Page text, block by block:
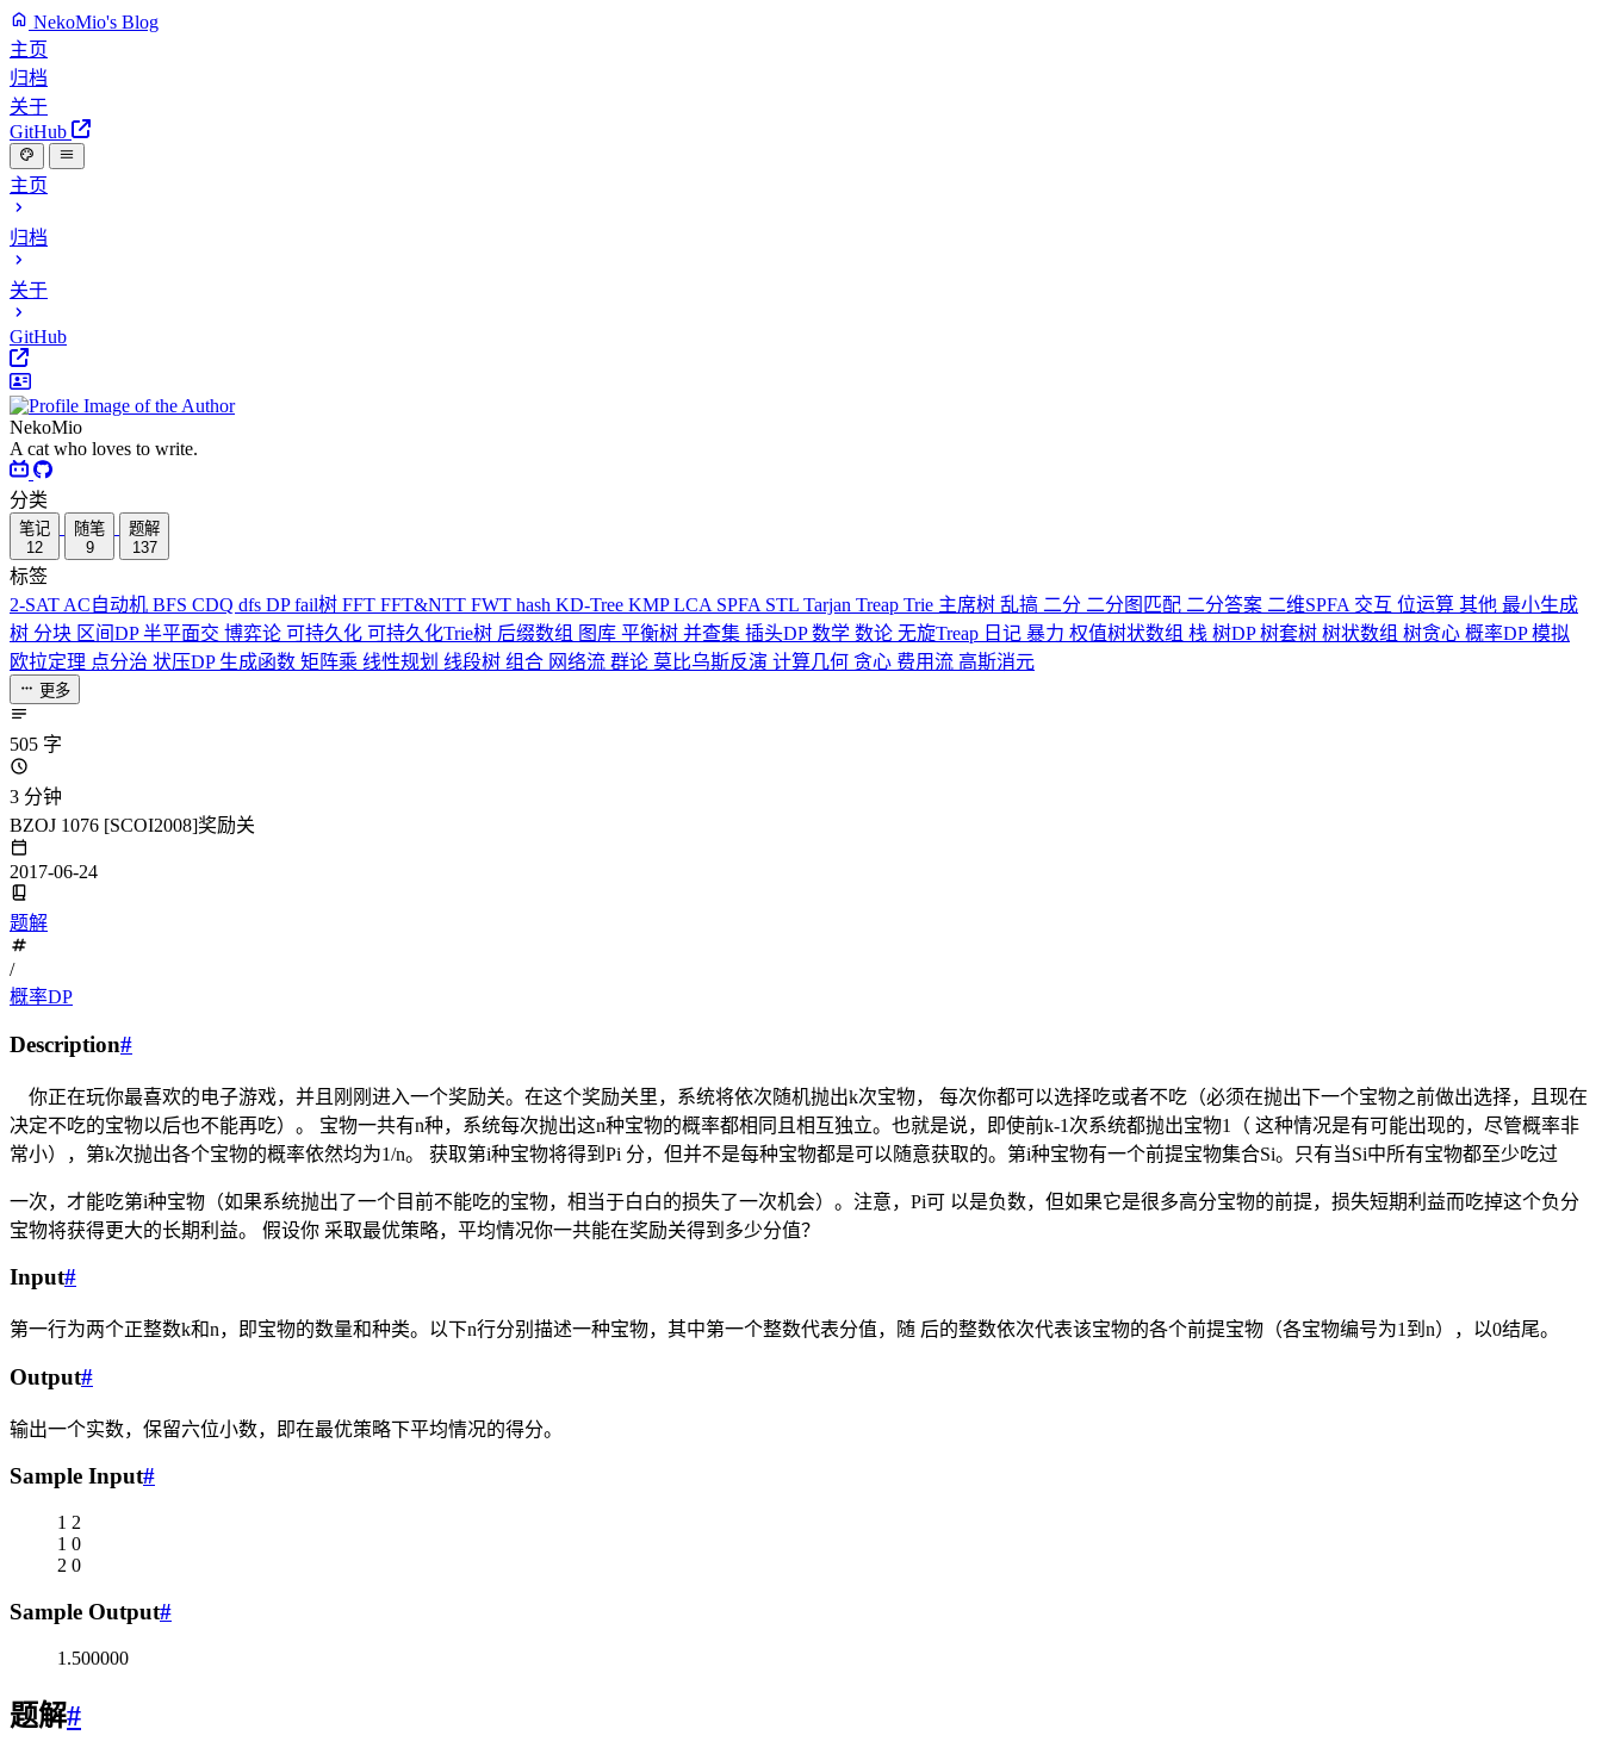
NekoMio's Blog
主页
归档
关于
GitHub
主页
归档
关于
GitHub
NekoMio
A cat who loves to write.
分类
笔记
12
随笔
9
题解
137
标签
2-SAT AC自动机 BFS CDQ dfs DPfail树 FFT FFT&NTT FWT hash KD-Tree KMPLCA SPFA STL Tarjan Treap Trie 主席树 乱搞 二分 二分图匹配 二分答案 二维SPFA 交互 位运算 其他 最小生成
树 分块 区间DP半平面交 博弈论 可持久化 可持久化Trie树 后缀数组 图库 平衡树 并查集 插头DP数学 数论 无旋Treap 日记 暴力 权值树状数组 栈 树DP树套树 树状数组 树贪心 概率DP模拟
欧拉定理 点分治 状压DP 生成函数 矩阵乘 线性规划 线段树 组合 网络流 群论 莫比乌斯反演 计算几何 贪心 费用流 高斯消元
更多
505 字
3 分钟
BZOJ 1076 [SCOI2008]奖励关
2017-06-24
题解
/
概率DP
Description#
你正在玩你最喜欢的电子游戏，并且刚刚进入一个奖励关。在这个奖励关里，系统将依次随机抛出k次宝物， 每次你都可以选择吃或者不吃（必须在抛出下一个宝物之前做出选择，且现在
决定不吃的宝物以后也不能再吃）。 宝物一共有n种，系统每次抛出这n种宝物的概率都相同且相互独立。也就是说，即使前k-1次系统都抛出宝物1（ 这种情况是有可能出现的，尽管概率非
常小），第k次抛出各个宝物的概率依然均为1/n。 获取第i种宝物将得到Pi 分，但并不是每种宝物都是可以随意获取的。第i种宝物有一个前提宝物集合Si。只有当Si中所有宝物都至少吃过
一次，才能吃第i种宝物（如果系统抛出了一个目前不能吃的宝物，相当于白白的损失了一次机会）。注意，Pi可 以是负数，但如果它是很多高分宝物的前提，损失短期利益而吃掉这个负分
宝物将获得更大的长期利益。 假设你 采取最优策略，平均情况你一共能在奖励关得到多少分值？
Input#
第一行为两个正整数k和n，即宝物的数量和种类。以下n行分别描述一种宝物，其中第一个整数代表分值，随 后的整数依次代表该宝物的各个前提宝物（各宝物编号为1到n），以0结尾。
Output#
输出一个实数，保留六位小数，即在最优策略下平均情况的得分。
Sample Input#
1 2
1 0
2 0
Sample Output#
1.500000
题解#